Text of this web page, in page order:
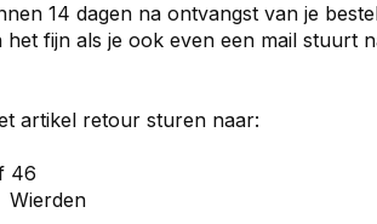
14 dagen na ontvangst van je
het fijn als je ook even een mail stuurt
artikel retour sturen naar:
46
Wierden